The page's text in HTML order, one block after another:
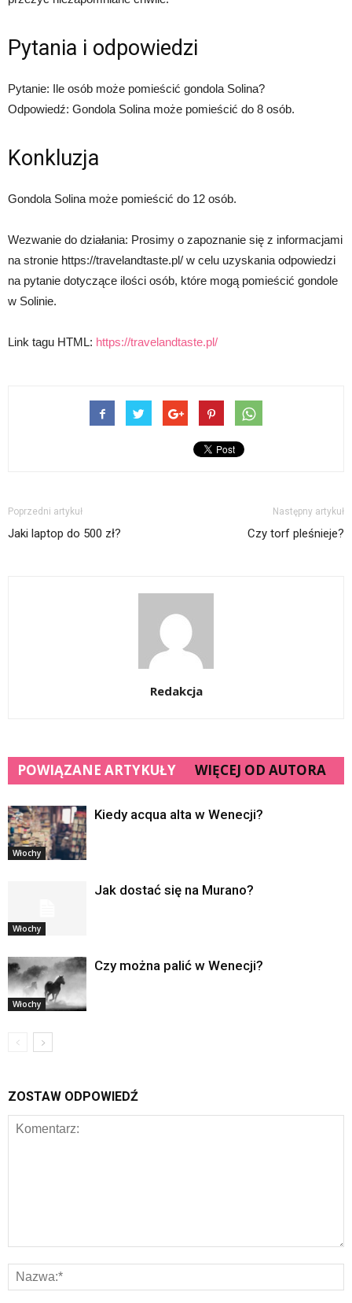
Pytania i odpowiedzi
Pytanie: Ile osób może pomieścić gondola Solina?
Odpowiedź: Gondola Solina może pomieścić do 8 osób.
Konkluzja
Gondola Solina może pomieścić do 12 osób.
Wezwanie do działania: Prosimy o zapoznanie się z informacjami
na stronie https://travelandtaste.pl/ w celu uzyskania odpowiedzi
na pytanie dotyczące ilości osób, które mogą pomieścić gondole
w Solinie.
Link tagu HTML: https://travelandtaste.pl/
Poprzedni artykuł
Jaki laptop do 500 zł?
Następny artykuł
Czy torf pleśnieje?
Redakcja
POWIĄZANE ARTYKUŁY WIĘCEJ OD AUTORA
Włochy
Kiedy acqua alta w Wenecji?
Włochy
Jak dostać się na Murano?
Włochy
Czy można palić w Wenecji?
ZOSTAW ODPOWIEDŹ